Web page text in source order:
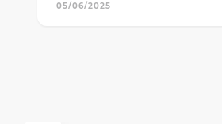
05/06/2025